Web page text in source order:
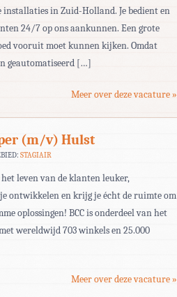
in Zuid-Holland. Je bedient en
24/7 op ons aankunnen. Een grote
vooruit moet kunnen kijken. Omdat
geautomatiseerd […]
Meer over deze vacature »
(m/v) Hulst
STAGIAIR
leven van de klanten leuker,
ontwikkelen en krijg je écht de ruimte om
oplossingen! BCC is onderdeel van het
wereldwijd 703 winkels en 25.000
Meer over deze vacature »